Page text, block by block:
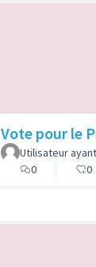
Vote pour le
Utilisateur
0
0